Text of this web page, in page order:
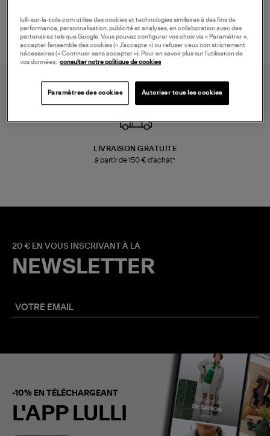
LIVRAISON GRATUITE
à partir de 150 € d'achat*
20 € EN VOUS INSCRIVANT À LA
NEWSLETTER
-10% EN TÉLÉCHARGEANT
L'APP LULLI
lulli-sur-la-toile.com utilise des cookies et technologies similaires à des fins de
performance, personnalisation, publicité et analyses, en collaboration avec des
partenaires tels que Google. Vous pouvez configurer vos choix via « Paramétrer »,
accepter l’ensemble des cookies (« J’accepte ») ou refuser ceux non strictement
nécessaires (« Continuer sans accepter »). Pour en savoir plus sur l’utilisation de
vos données, consulter notre politique de cookies
Paramètres des cookies Autoriser tous les cookies